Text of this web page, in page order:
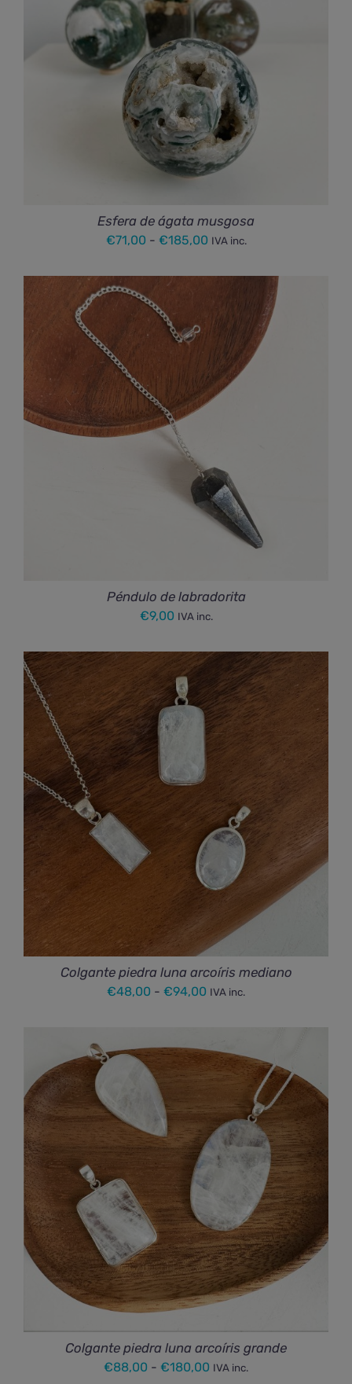
Esfera de ágata musgosa
€71,00 - €185,00Rango
desde
€71,00
hasta
€185,00
IVA inc.
Péndulo de labradorita
€9,00 IVA inc.
Colgante piedra luna arcoíris mediano
€48,00 - €94,00 Rango
desde
€48,00
€94,00
IVA inc.
Colgante piedra luna arcoíris grande
€88,00 - €180,00 Rango
IVA inc.